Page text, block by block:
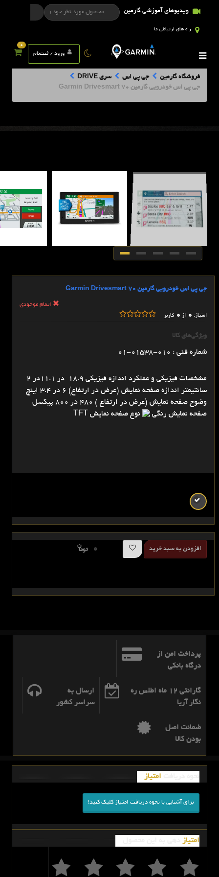
ویدیوهای آموزشی گارمین
راه های ارتباطی ما
ورود / ثبت‌نام
0
فروشگاه گارمین جی پی اس
سری DRIVE
جی پی اس خودرویی گارمین Garmin Drivesmart 70
جی پی اس خودرویی گارمین Garmin Drivesmart 70
اتمام موجودی
امتیاز: 0 از 0 کاربر
ویژگی‌های کالا
شماره فنی : 010-01538-01
مشخصات فیزیکی و عملکرد اندازه فیزیکی 18.9 در 11.1در 2
سانتیمتر اندازه صفحه نمایش (عرض در ارتفاع) 6 در 3.4 اینچ
وضوح صفحه نمایش (عرض در ارتفاع ) 480 در 800 پیکسل
صفحه نمایش رنگی
نوع صفحه نمایش TFT
افزودن به سبد خرید توما
ن 0
پرداخت امن از
درگاه بانکی
گارانتی 12 ماه اطلس ره
نگار آریا
ارسال به
سراسر کشور
ضمانت اصل
بودن کالا
امتیاز
برای آشنایی با نحوه دریافت امتیاز کلیک کنید!
امتیاز